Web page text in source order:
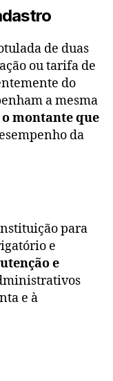
de duas
ou tarifa de
do
a mesma
montante que
da
para
e
e
e à